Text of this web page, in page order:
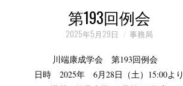
第193回例会
2025年5月29日 事務局
川端康成学会 第193回例会
日時 2025年 6月28日（土）15:00より